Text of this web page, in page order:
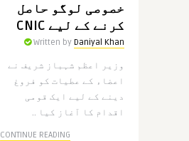
خصوصی لوگو حاصل
کرنے کے لیے CNIC
Written by Daniyal Khan
وزیر اعظم شہباز شریف نے
اعضاء کے عطیات کو فروغ
دینے کے لیے ایک قومی
اقدام کا آغاز کیا ..
CONTINUE READING